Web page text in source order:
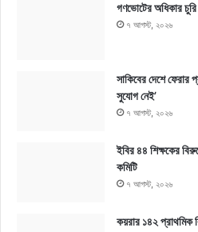
গণভোটের অধিকার
৭ আগস্ট, ২০২৬
সাকিবের দেশে
সুযোগ নেই’
৭ আগস্ট, ২০২৬
ইবির ৪৪ শিক্ষকের
কমিটি
৭ আগস্ট, ২০২৬
কয়রার ১৪২ প্রাথমিক